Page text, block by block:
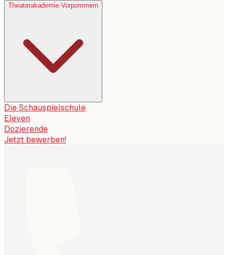
Theaterakademie Vorpommern
Die Schauspielschule
Eleven
Dozierende
Jetzt bewerben!